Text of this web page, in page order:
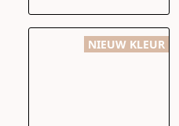
NIEUW KLEUR